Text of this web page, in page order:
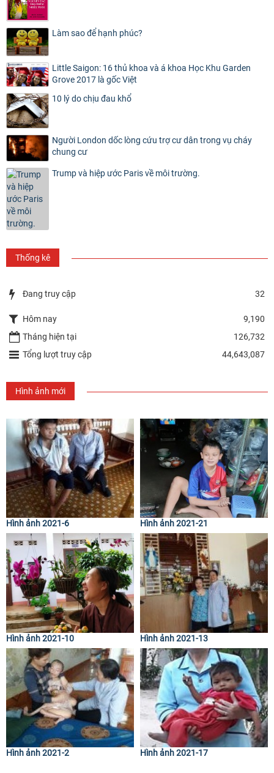
Làm sao để hạnh phúc?
Little Saigon: 16 thủ khoa và á khoa Học Khu Garden
Grove 2017 là gốc Việt
10 lý do chịu đau khổ
Người London dốc lòng cứu trợ cư dân trong vụ cháy
chung cư
Trump và hiệp ước Paris về môi trường.
Thống kê
Đang truy cập 32
Hôm nay
9,190
Tháng hiện tại
126,732
Tổng lượt truy cập
44,643,087
Hình ảnh mới
Hình ảnh 2021-6 Hình ảnh 2021-21
Hình ảnh 2021-10 Hình ảnh 2021-13
Hình ảnh 2021-2 Hình ảnh 2021-17